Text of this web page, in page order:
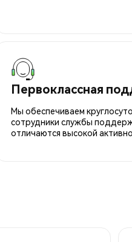
Первоклассная
Мы обеспечиваем
сотрудники службы
отличаются высокой